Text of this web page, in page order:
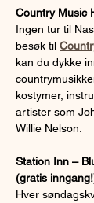
Country Music
Ingen tur til
besøk til
kan du dykke
kostymer,
artister som
Willie Nelson.
Station Inn –
(gratis
Hver